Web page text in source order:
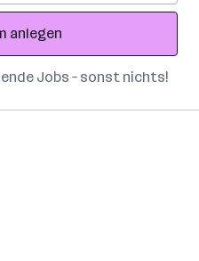
anlegen
Jobs – sonst nichts!